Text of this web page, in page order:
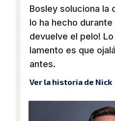
Bosley soluciona la
lo ha hecho durante
devuelve el pelo!
lamento es que
antes.
Ver la historia de Nick